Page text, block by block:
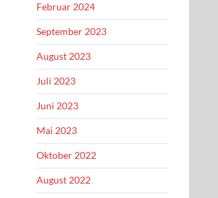
Februar 2024
September 2023
August 2023
Juli 2023
Juni 2023
Mai 2023
Oktober 2022
August 2022